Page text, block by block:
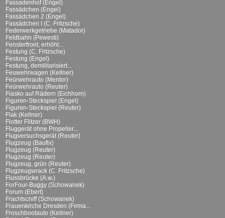
Fassadenhof (Engel)
Fassädchen (Engel)
Fassädchen 2 (Engel)
Fassädchen I (C. Fritzsche)
Federwerkgetriebe (Matador)
Feldbahn (Pewesti)
Fensterfront, erhöht...
Festung (C. Fritzsche)
Festung (Engel)
Festung, demilitarisiert...
Feuwehrwagen (Kellner)
Feürwehrauto (Mentor)
Feürwehrauto (Reuter)
Fiasko auf Rädern (Eichhorn)
Figuren-Steckspiel (Engel)
Figuren-Steckspiel (Reuter)
Flak (Kellner)
Flotter Flitzer (BWH)
Fluggerät ohne Propeller...
Flugversuchsgerät (Reuter)
Flugzeug (Baufix)
Flugzeug (Reuter)
Flugzeug (Reuter)
Flugzeug, grün (Reuter)
Flugzeugwrack (C. Fritzsche)
Flussbrücke (A.w.)
ForFour-Buggy (Schowanek)
Forum (Ebert)
Frachtschiff (Schowanek)
Frauenkirche Dresden (Firma...
Froschbootauto (Kellner)